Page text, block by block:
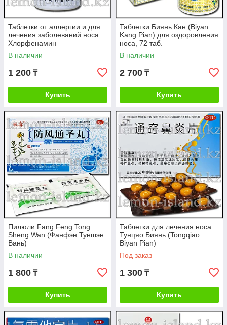
Таблетки от аллергии и для
лечения заболеваний носа
Хлорфенамин
(хлорфенирамин)
В наличии
1 200 ₸
Купить
Таблетки Биянь Кан (Biyan
Kang Pian) для оздоровления
носа, 72 таб.
В наличии
2 700 ₸
Купить
Пилюли Fang Feng Tong
Sheng Wan (Фанфэн Туншэн
Вань)
В наличии
1 800 ₸
Купить
Таблетки для лечения носа
Тунцяо Биянь (Tongqiao
Biyan Pian)
Под заказ
1 300 ₸
Купить